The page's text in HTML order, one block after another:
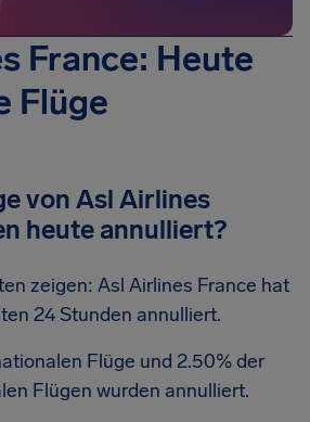
France: Heute
Flüge
von Asl Airlines
heute annulliert?
zeigen: Asl Airlines France hat
24 Stunden annulliert.
Flüge und 2.50% der
Flügen wurden annulliert.